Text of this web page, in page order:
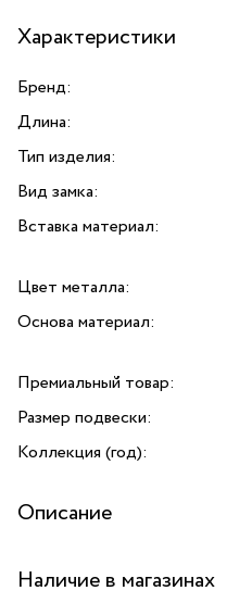
Характеристики
Бренд:
Длина:
Тип изделия:
Вид замка:
Вставка материал:
Цвет металла:
Основа материал:
Премиальный товар:
Размер подвески:
Коллекция (год):
Описание
от итальянского бренда
Наличие в магазинах